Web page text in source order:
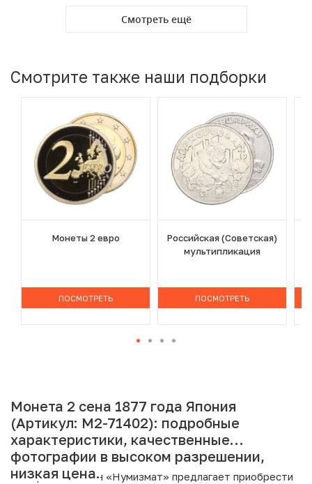
Смотреть ещё
Смотрите также наши подборки
Монеты 2 евро
ПОСМОТРЕТЬ
Российская (Советская)
мультипликация
ПОСМОТРЕТЬ
Монета 2 сена 1877 года Япония
(Артикул: M2-71402): подробные
характеристики, качественные
фотографии в высоком разрешении,
низкая цена.
Интернет магазин «Нумизмат» предлагает приобрести